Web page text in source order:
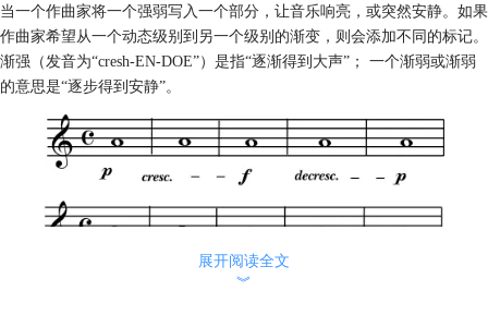
当一个作曲家将一个强弱写入一个部分，让音乐响亮，或突然安静。如果
作曲家希望从一个动态级别到另一个级别的渐变，则会添加不同的标记。
渐强（发音为“cresh-EN-DOE”）是指“逐渐得到大声”； 一个渐弱或渐弱
的意思是“逐步得到安静”。
展开阅读全文
︾